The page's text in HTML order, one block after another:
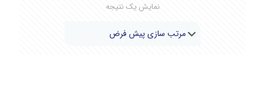
نمایش یک نتیجه